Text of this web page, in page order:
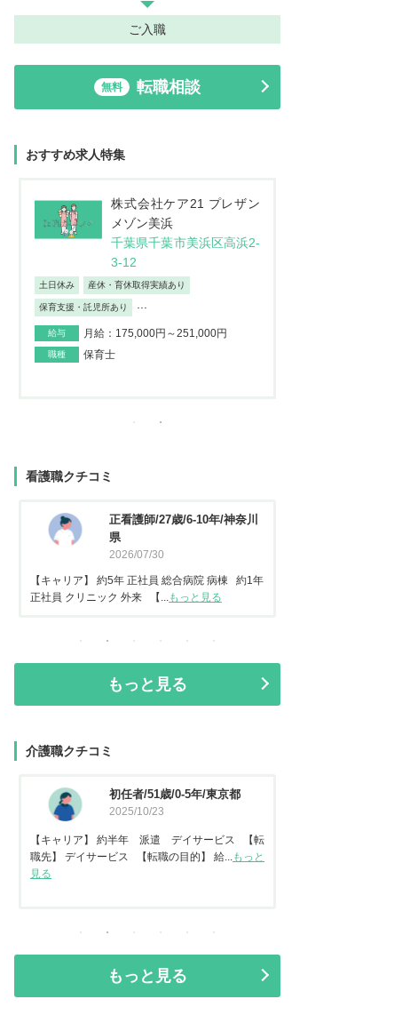
ご入職
無料 転職相談
おすすめ求人特集
T-イノベーション合同会社
訪問看護ステーションな
のは 松戸サテライト
千葉県松戸市仲井町2-7-6
青塚ビル101
車通勤OK 年間休日120日以上
産休・育休取得実績あり
給与 月給：110,000円～
看護職クチコミ
看護師/29歳/6-10年/神奈川県
2026/06/23
常勤 地域包括ケア病棟 【転...もっと見る
もっと見る
介護職クチコミ
資格なし/20歳/0-5年/東京都
2025/10/14
【キャリア】 約2年 正社員 倉庫内作業 【転
職先】 特別養護老人ホーム 【転職の目...もっと
見る
もっと見る